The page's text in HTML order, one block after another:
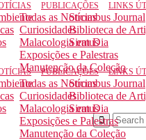
Todas as Notícias
Curiosidades
Malacologia em Dia
Exposições e Palestras
Manutenção da Coleção
PUBLICAÇÕES
Strombus Journal
Biblioteca de
Siratus
LINKS
Todas as Notícias
Curiosidades
Malacologia em Dia
Exposições e Palestras
Manutenção da Coleção
PUBLICAÇÕES
Strombus Journal
Biblioteca de
Siratus
LINKS